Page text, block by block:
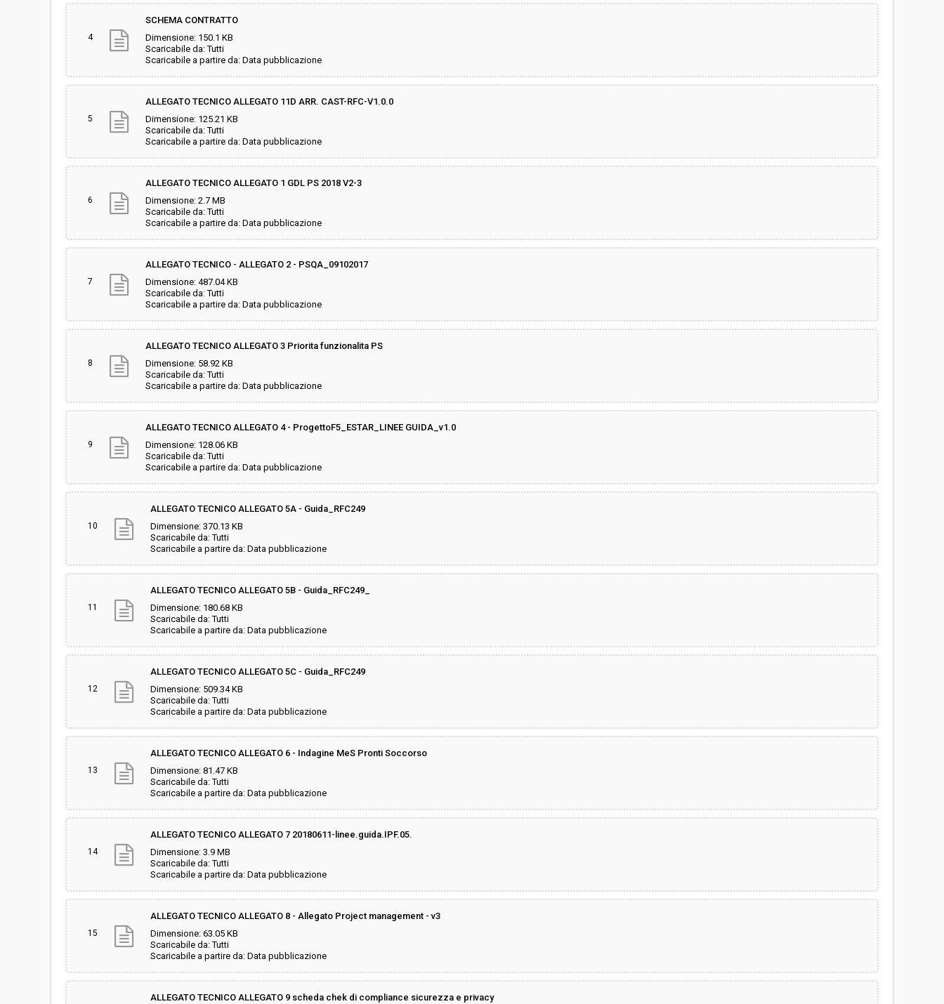
4
SCHEMA CONTRATTO
Dimensione: 150.1 KB
Scaricabile da: Tutti
Scaricabile a partire da: Data pubblicazione
5
ALLEGATO TECNICO ALLEGATO 11D ARR. CAST-RFC-V1.0.0
Dimensione: 125.21 KB
Scaricabile da: Tutti
Scaricabile a partire da: Data pubblicazione
6
ALLEGATO TECNICO ALLEGATO 1 GDL PS 2018 V2-3
Dimensione: 2.7 MB
Scaricabile da: Tutti
Scaricabile a partire da: Data pubblicazione
7
ALLEGATO TECNICO - ALLEGATO 2 - PSQA_09102017
Dimensione: 487.04 KB
Scaricabile da: Tutti
Scaricabile a partire da: Data pubblicazione
8
ALLEGATO TECNICO ALLEGATO 3 Priorita funzionalita PS
Dimensione: 58.92 KB
Scaricabile da: Tutti
Scaricabile a partire da: Data pubblicazione
9
ALLEGATO TECNICO ALLEGATO 4 - ProgettoF5_ESTAR_LINEE GUIDA_v1.0
Dimensione: 128.06 KB
Scaricabile da: Tutti
Scaricabile a partire da: Data pubblicazione
10
ALLEGATO TECNICO ALLEGATO 5A - Guida_RFC249
Dimensione: 370.13 KB
Scaricabile da: Tutti
Scaricabile a partire da: Data pubblicazione
11
ALLEGATO TECNICO ALLEGATO 5B - Guida_RFC249_
Dimensione: 180.68 KB
Scaricabile da: Tutti
Scaricabile a partire da: Data pubblicazione
12
ALLEGATO TECNICO ALLEGATO 5C - Guida_RFC249
Dimensione: 509.34 KB
Scaricabile da: Tutti
Scaricabile a partire da: Data pubblicazione
13
ALLEGATO TECNICO ALLEGATO 6 - Indagine MeS Pronti Soccorso
Dimensione: 81.47 KB
Scaricabile da: Tutti
Scaricabile a partire da: Data pubblicazione
14
ALLEGATO TECNICO ALLEGATO 7 20180611-linee.guida.IPF.05.
Dimensione: 3.9 MB
Scaricabile da: Tutti
Scaricabile a partire da: Data pubblicazione
15
ALLEGATO TECNICO ALLEGATO 8 - Allegato Project management - v3
Dimensione: 63.05 KB
Scaricabile da: Tutti
Scaricabile a partire da: Data pubblicazione
ALLEGATO TECNICO ALLEGATO 9 scheda chek di compliance sicurezza e privacy